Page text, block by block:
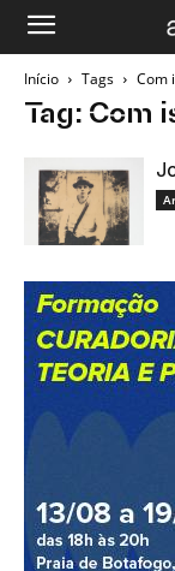
Início Tags Com
Tag: Com